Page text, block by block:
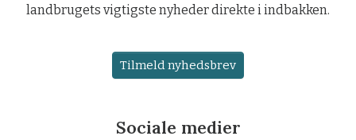
landbrugets vigtigste nyheder direkte i indbakken.
Tilmeld nyhedsbrev
Sociale medier